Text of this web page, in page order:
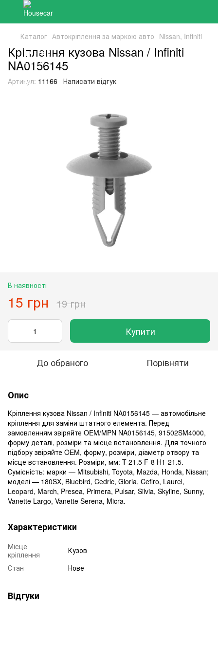
Каталог Автокріплення за маркою авто Nissan, Infiniti
Кріплення кузова Nissan / Infiniti
NA0156145
Артикул: 11166 Написати відгук
В наявності
15 грн 19 грн
Купити
До обраного Порівняти
Опис
Кріплення кузова Nissan / Infiniti NA0156145 — автомобільне
кріплення для заміни штатного елемента. Перед
замовленням звіряйте OEM/MPN NA0156145, 91502SM4000,
форму деталі, розміри та місце встановлення. Для точного
підбору звіряйте OEM, форму, розміри, діаметр отвору та
місце встановлення. Розміри, мм: T-21.5 F-8 H1-21.5.
Сумісність: марки — Mitsubishi, Toyota, Mazda, Honda, Nissan;
моделі — 180SX, Bluebird, Cedric, Gloria, Cefiro, Laurel,
Leopard, March, Presea, Primera, Pulsar, Silvia, Skyline, Sunny,
Vanette Largo, Vanette Serena, Micra.
Характеристики
Місце
кріплення
Кузов
Стан
Нове
Відгуки